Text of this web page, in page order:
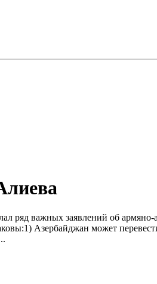
ряд важных заявлений об
Азербайджан может